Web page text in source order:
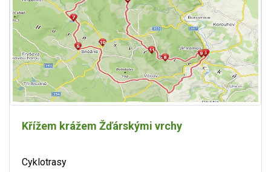
Křížem krážem Žďárskými vrchy
Cyklotrasy